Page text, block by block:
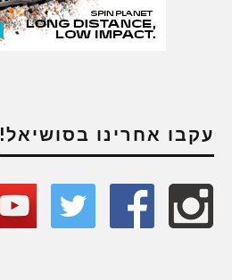
עקבו אחרינו בסושיאל!